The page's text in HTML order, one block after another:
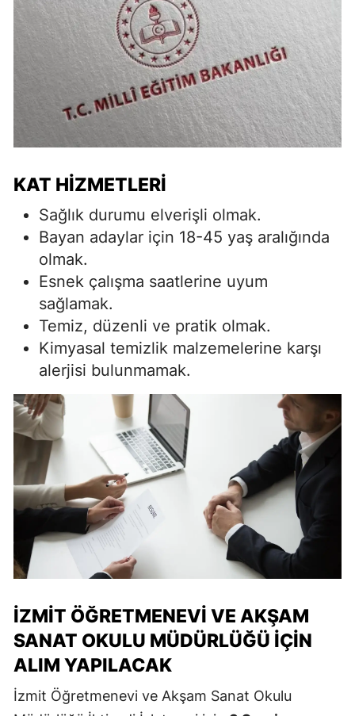
KAT HIZMETLERI
Sağlık durumu elverişli olmak.
Bayan adaylar için 18-45 yaş aralığında
olmak.
Esnek çalışma saatlerine uyum
sağlamak.
Temiz, düzenli ve pratik olmak.
Kimyasal temizlik malzemelerine karşı
alerjisi bulunmamak.
İZMIT ÖĞRETMENEVI VE AKŞAM
SANAT OKULU MÜDÜRLÜĞÜ İÇIN
ALIM YAPILACAK
İzmit Öğretmenevi ve Akşam Sanat Okulu